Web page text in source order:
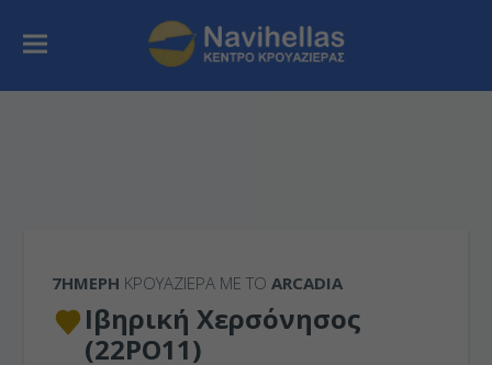
7ΉΜΕΡΗ ΚΡΟΥΑΖΙΕΡΑ ΜΕ ΤΟARCADIA
Ιβηρική Χερσόνησος
(22PO11)